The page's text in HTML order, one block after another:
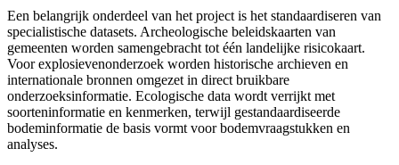
Een belangrijk onderdeel van het project is het standaardiseren van
specialistische datasets. Archeologische beleidskaarten van
gemeenten worden samengebracht tot één landelijke risicokaart.
Voor explosievenonderzoek worden historische archieven en
internationale bronnen omgezet in direct bruikbare
onderzoeksinformatie. Ecologische data wordt verrijkt met
soorteninformatie en kenmerken, terwijl gestandaardiseerde
bodeminformatie de basis vormt voor bodemvraagstukken en
analyses.